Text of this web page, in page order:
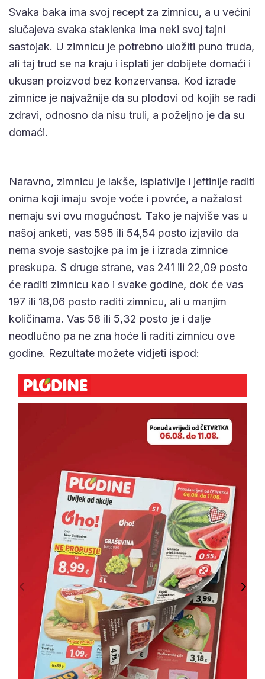
Svaka baka ima svoj recept za zimnicu, a u većini
slučajeva svaka staklenka ima neki svoj tajni
sastojak. U zimnicu je potrebno uložiti puno truda,
ali taj trud se na kraju i isplati jer dobijete domaći i
ukusan proizvod bez konzervansa. Kod izrade
zimnice je najvažnije da su plodovi od kojih se radi
zdravi, odnosno da nisu truli, a poželjno je da su
domaći.
Naravno, zimnicu je lakše, isplativije i jeftinije raditi
onima koji imaju svoje voće i povrće, a nažalost
nemaju svi ovu mogućnost. Tako je najviše vas u
našoj anketi, vas 595 ili 54,54 posto izjavilo da
nema svoje sastojke pa im je i izrada zimnice
preskupa. S druge strane, vas 241 ili 22,09 posto
će raditi zimnicu kao i svake godine, dok će vas
197 ili 18,06 posto raditi zimnicu, ali u manjim
količinama. Vas 58 ili 5,32 posto je i dalje
neodlučno pa ne zna hoće li raditi zimnicu ove
godine. Rezultate možete vidjeti ispod: